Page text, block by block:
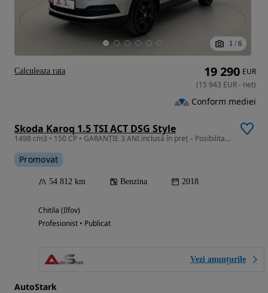
1 / 6
Skoda Karoq 1.5 TSI ACT DSG Style
1498 cm3 • 150 CP • GARANȚIE 3 ANI inclusă în preț – Posibilitate CREDIT/LEASING
Promovat
54 812 km Benzina 2018
Chitila (Ilfov)
Profesionist • Publicat
Vezi anunțurile
AutoStark
19 290 EUR
(15 943 EUR- net)
Conform mediei
Calculeaza rata